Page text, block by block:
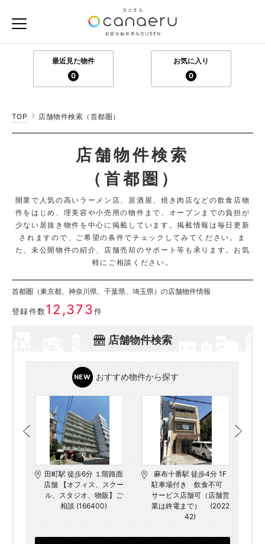
最近見た物件
0
お気に入り
0
TOP 店舗物件検索（首都圏）
店舗物件検索
（首都圏）
開業で人気の高いラーメン店、居酒屋、焼き肉店などの飲食店物
件をはじめ、 理美容や小売用の物件まで、オープンまでの負担が
少ない居抜き物件を中心に掲載しています。掲載情報は毎日更新
されますので、ご希望の条件でチェックしてみてください。
ま
た、未公開物件の紹介、店舗売却のサポート等も承ります。お気
軽にご相談ください。
首都圏（東京都、神奈川県、千葉県、埼玉県）の店舗物件情報
登録件数12,373件
店舗物件検索
おすすめ物件から探す
田町駅 徒歩6分 １階路面
店舗 【オフィス、スクー
ル、スタジオ、物販】ご
相談 (166400)
麻布十番駅 徒歩4分 1F
駐車場付き 飲食不可
サービス店舗可（店舗営
業は終電まで） (2022
42)